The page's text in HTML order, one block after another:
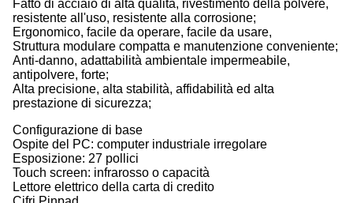
Fatto di acciaio di alta qualità, rivestimento della polvere,
resistente all'uso, resistente alla corrosione;
Ergonomico, facile da operare, facile da usare,
Struttura modulare compatta e manutenzione conveniente;
Anti-danno, adattabilità ambientale impermeabile,
antipolvere, forte;
Alta precisione, alta stabilità, affidabilità ed alta
prestazione di sicurezza;
Configurazione di base
Ospite del PC: computer industriale irregolare
Esposizione: 27 pollici
Touch screen: infrarosso o capacità
Lettore elettrico della carta di credito